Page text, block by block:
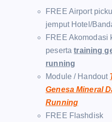
FREE Airport
jemput Hotel/
FREE Akomodasi
pesertatraining
running
Module / Handout
Genesa Mineral
Running
FREE Flashdisk